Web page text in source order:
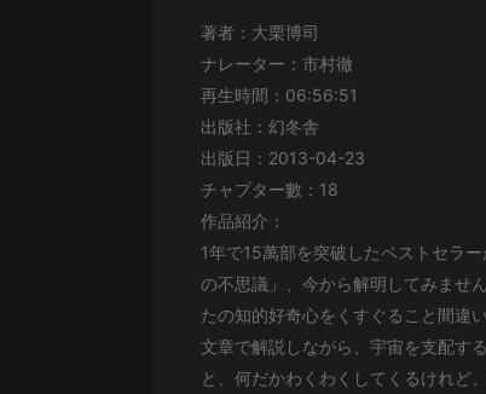
認知思維
人文
音樂
粵語
頭條
娛樂
經典名著
人物傳記
著者：大栗博司
ナレーター：市村徹
再生時間：06:56:51
出版社：幻冬舎
出版日：2013-04-23
チャプター數：18
作品紹介：
1年で15萬部を突破したベストセラ
の不思議」、今から解明してみませ
たの知的好奇心をくすぐること間違
文章で解説しながら、宇宙を支配す
と、何だかわくわくしてくるけれど